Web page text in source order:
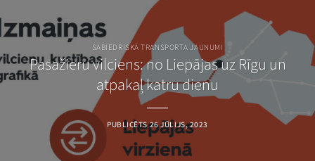
SABIEDRISKĀ TRANSPORTA JAUNUMI
Pasažieru vilciens: no Liepājas uz Rīgu un
atpakaļ katru dienu
PUBLICĒTS26 JŪLIJS, 2023